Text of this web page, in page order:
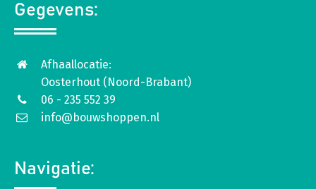
Gegevens:
Afhaallocatie:
Oosterhout (Noord-Brabant)
06 - 235 552 39
info@bouwshoppen.nl
Navigatie: